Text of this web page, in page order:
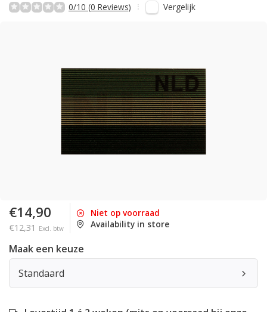
0/10 (0 Reviews) Vergelijk
€14,90
€12,31 Excl. btw
Niet op voorraad
Availability in store
Maak een keuze
Standaard